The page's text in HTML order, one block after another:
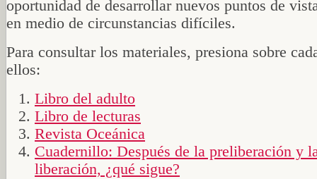
oportunidad de desarrollar nuevos puntos de
en medio de circunstancias difíciles.
Para consultar los materiales, presiona sobre
ellos:
Libro del adulto
Libro de lecturas
Revista Oceánica
Cuadernillo: Después de la preliberación y
liberación, ¿qué sigue?